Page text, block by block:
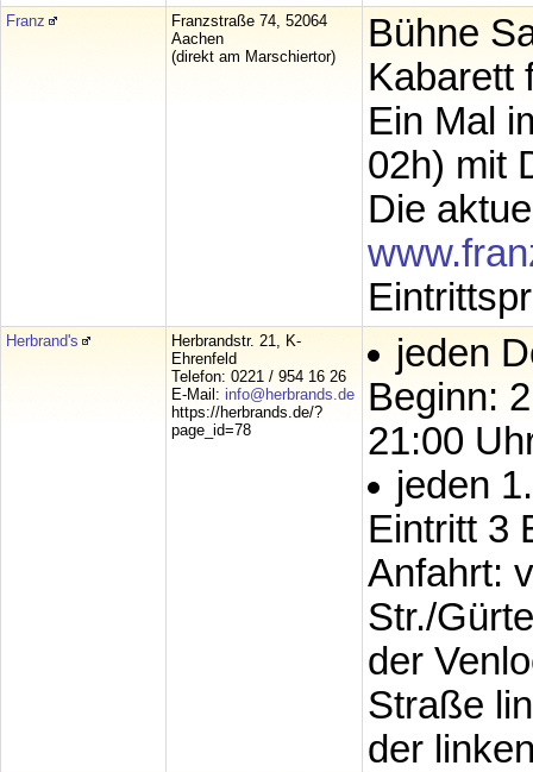
Franz
Franzstraße 74, 52064
Aachen
(direkt am Marschiertor)
Bühne
Kabarett
Ein Mal
02h) mit
Die
Herbrand's
Herbrandstr. 21, K-
Ehrenfeld
Telefon: 0221 / 954 16 26
E-Mail: info@herbrands.de
https://herbrands.de/?
page_id=78
jeden
Beginn:
21:00
jeden
Eintritt 3
Anfahrt:
Str./
der
Straße
der